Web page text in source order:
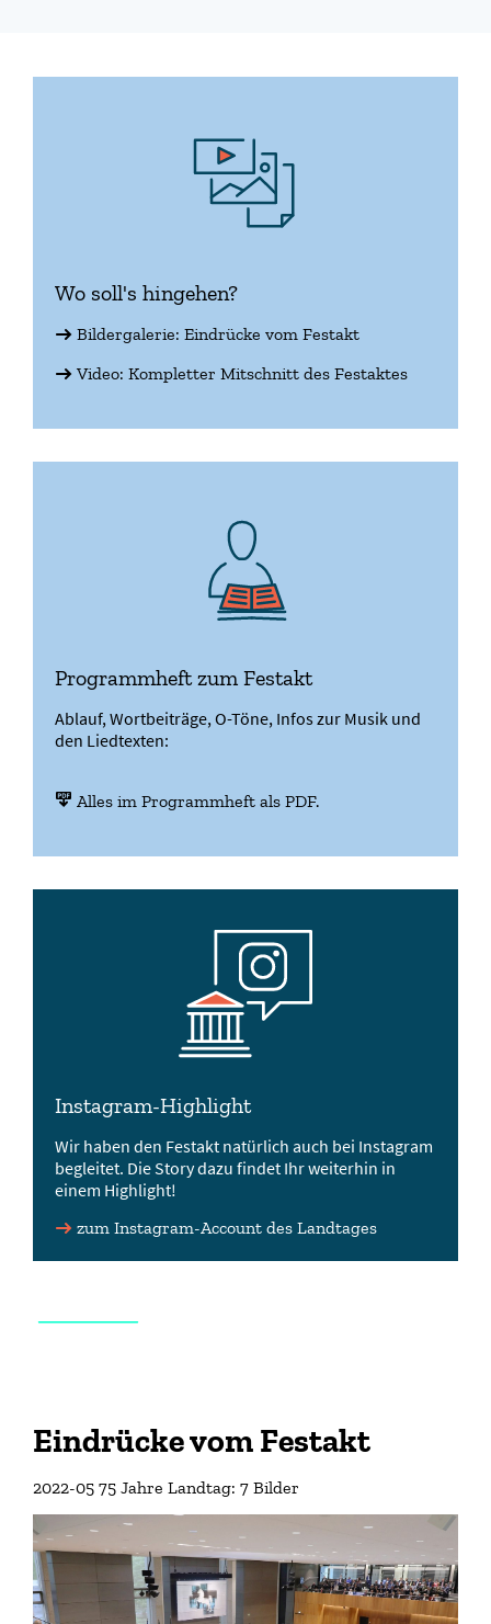
Wo soll's hingehen?
Bildergalerie: Eindrücke vom Festakt
Video: Kompletter Mitschnitt des Festaktes
Programmheft zum Festakt
Ablauf, Wortbeiträge, O-Töne, Infos zur Musik und
den Liedtexten:
Alles im Programmheft als PDF.
Instagram-Highlight
Wir haben den Festakt natürlich auch bei Instagram
begleitet. Die Story dazu findet Ihr weiterhin in
einem Highlight!
zum Instagram-Account des Landtages
Eindrücke vom Festakt
2022-05 75 Jahre Landtag: 7 Bilder